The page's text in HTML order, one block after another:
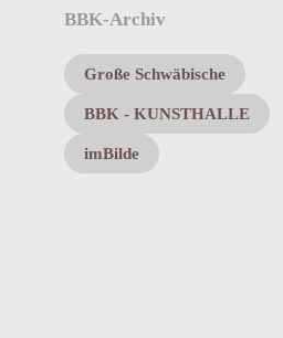
BBK-Archiv
Große Schwäbische
BBK - KUNSTHALLE
imBilde